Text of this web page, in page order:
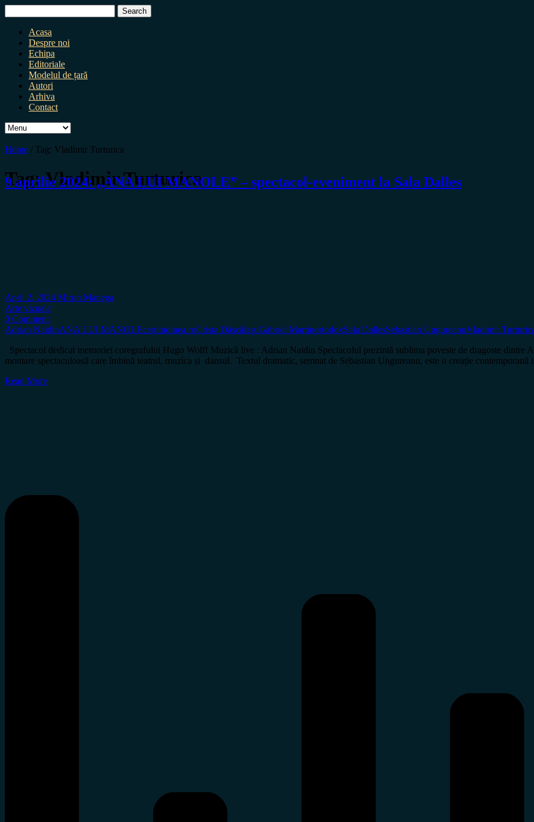
for:
Acasa
Despre noi
Echipa
Editoriale
Modelul de țară
Autori
Arhiva
Contact
Home / Tag: Vladimir Turturica
Tag:Vladimir Turturica
9 aprilie 2024: „ANA LUI MANOLE” – spectacol-eveniment la Sala Dalles
April 2, 2024 Miron Manega
Arte vizuale
0 Comment
Adrian NaidinANA LUI MANOLEcertitudinea.roCrista DăscălașuGabriel MartinortodoxSala DallesSebastian UngureanuVladimir
Spectacol dedicat memoriei coregrafului Hugo Wolff Muzică live : Adrian Naidin Spectacolul prezintă sublima poveste de dragoste dintre
montare spectaculoasă care îmbină teatrul, muzica și dansul. Textul dramatic, semnat de Sebastian Ungureanu, este o creație
Read More